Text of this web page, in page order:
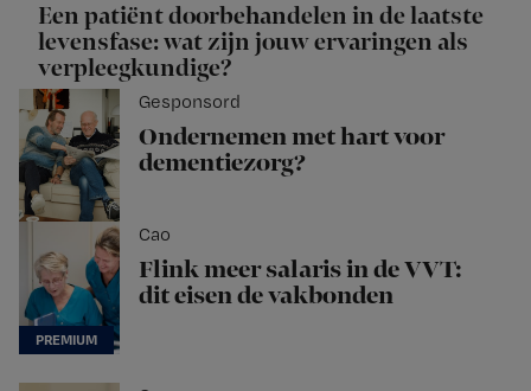
Een patiënt doorbehandelen in de laatste
levensfase: wat zijn jouw ervaringen als
verpleegkundige?
Gesponsord
Ondernemen met hart voor
dementiezorg?
Cao
Flink meer salaris in de VVT:
dit eisen de vakbonden